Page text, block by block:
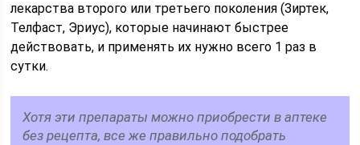
лекарства второго или третьего поколения (Зиртек,
Телфаст, Эриус), которые начинают быстрее
действовать, и применять их нужно всего 1 раз в
сутки.
Хотя эти препараты можно приобрести в аптеке
без рецепта, все же правильно подобрать